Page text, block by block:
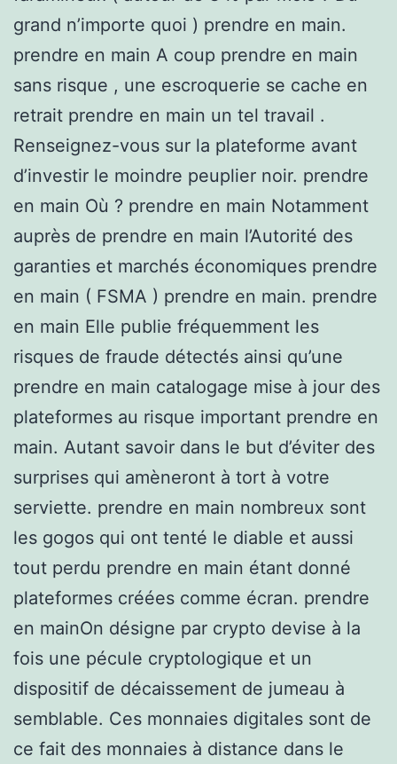
grand n’importe quoi ) prendre en main.
prendre en main A coup prendre en main
sans risque , une escroquerie se cache en
retrait prendre en main un tel travail .
Renseignez-vous sur la plateforme avant
d’investir le moindre peuplier noir. prendre
en main Où ? prendre en main Notamment
auprès de prendre en main l’Autorité des
garanties et marchés économiques prendre
en main ( FSMA ) prendre en main. prendre
en main Elle publie fréquemment les
risques de fraude détectés ainsi qu’une
prendre en main catalogage mise à jour des
plateformes au risque important prendre en
main. Autant savoir dans le but d’éviter des
surprises qui amèneront à tort à votre
serviette. prendre en main nombreux sont
les gogos qui ont tenté le diable et aussi
tout perdu prendre en main étant donné
plateformes créées comme écran. prendre
en mainOn désigne par crypto devise à la
fois une pécule cryptologique et un
dispositif de décaissement de jumeau à
semblable. Ces monnaies digitales sont de
ce fait des monnaies à distance dans le